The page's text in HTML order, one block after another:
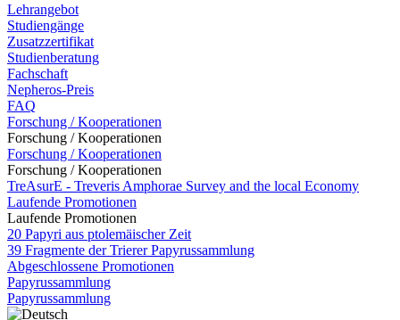
Lehrangebot
Studiengänge
Zusatzzertifikat
Studienberatung
Fachschaft
Nepheros-Preis
FAQ
Forschung / Kooperationen
Forschung / Kooperationen
Forschung / Kooperationen
Forschung / Kooperationen
TreAsurE - Treveris Amphorae Survey and the local Economy
Laufende Promotionen
Laufende Promotionen
20 Papyri aus ptolemäischer Zeit
39 Fragmente der Trierer Papyrussammlung
Abgeschlossene Promotionen
Papyrussammlung
Papyrussammlung